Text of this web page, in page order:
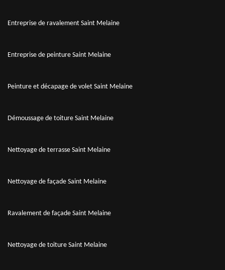
Entreprise de ravalement Saint Melaine
Entreprise de peinture Saint Melaine
Peinture et décapage de volet Saint Melaine
Démoussage de toiture Saint Melaine
Nettoyage de terrasse Saint Melaine
Nettoyage de façade Saint Melaine
Ravalement de façade Saint Melaine
Nettoyage de toiture Saint Melaine